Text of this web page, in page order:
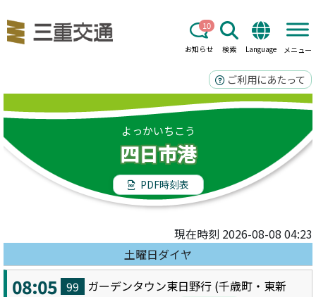
お知らせ
10
検索 Language メニュー
ご利用にあたって
よっかいちこう
四日市港
PDF時刻表
現在時刻 2026-08-08 04:23
土曜日ダイヤ
08:05 99 ガーデンタウン東日野行 (千歳町・東新